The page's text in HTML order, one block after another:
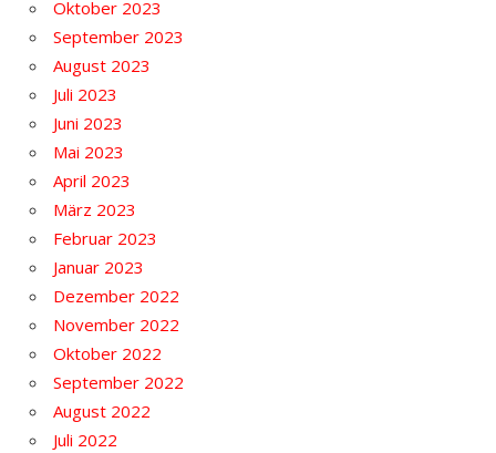
Oktober 2023
September 2023
August 2023
Juli 2023
Juni 2023
Mai 2023
April 2023
März 2023
Februar 2023
Januar 2023
Dezember 2022
November 2022
Oktober 2022
September 2022
August 2022
Juli 2022